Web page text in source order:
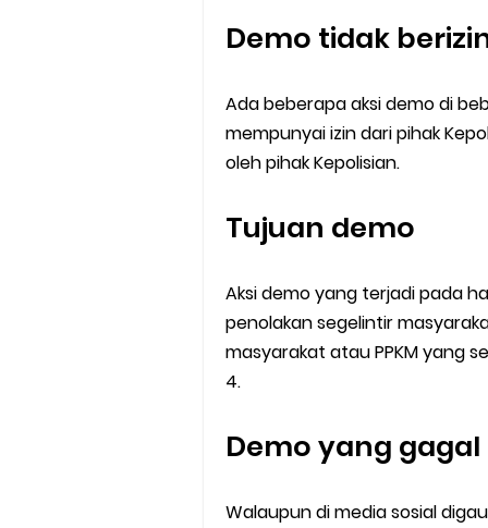
Demo tidak
Ada beberapa aksi demo di
mempunyai izin dari pihak
oleh pihak Kepolisian.
Tujuan demo
Aksi demo yang terjadi pada
penolakan segelintir
masyarakat atau PPKM yang
4.
Demo yang gagal
Walaupun di media sosial